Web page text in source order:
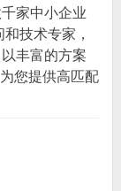
家中小企业
技术专家，
丰富的方案
您提供高匹配